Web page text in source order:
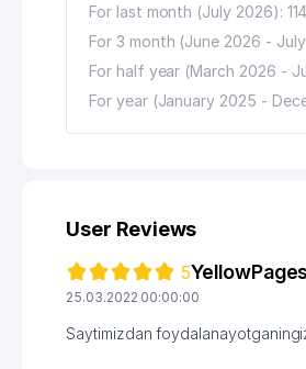
For last month (July 2026): 114
For 3 month (June 2026 -
For half year (March 2026 -
For year (January 2025 -
User Reviews
5
25.03.2022 00:00:00
Saytimizdan